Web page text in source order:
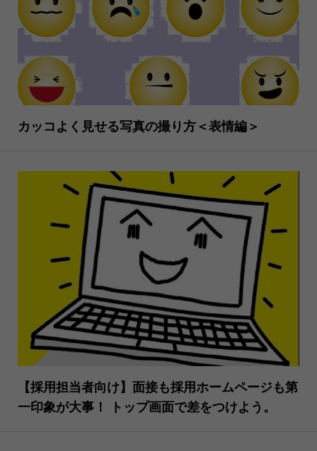
カッコよく見せる写真の撮り方＜表情編＞
【採用担当者向け】面接も採用ホームページも第
一印象が大事！ トップ画面で差をつけよう。